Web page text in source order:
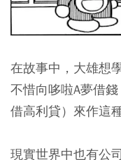
在故事中，大雄想
不惜向哆啦A夢借
借高利貸）來作這種
現實世界中也有公